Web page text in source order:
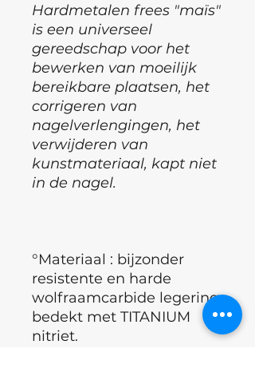
Hardmetalen frees "maïs"
is een universeel
gereedschap voor het
bewerken van moeilijk
bereikbare plaatsen, het
corrigeren van
nagelverlengingen, het
verwijderen van
kunstmateriaal, kapt niet
in de nagel.
°Materiaal : bijzonder
resistente en harde
wolfraamcarbide legering
bedekt met TITANIUM
nitriet.